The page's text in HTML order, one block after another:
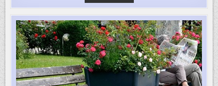
MUSS
IN
DIE
UMSETZUNG
KOMMEN“